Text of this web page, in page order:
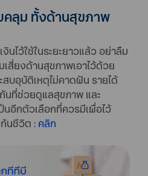
คลุม ทั้งด้านสุขภาพ
นไว้ใช้ในระยะยาวแล้ว อย่าลืม
สี่ยงด้านสุขภาพเอาไว้ด้วย
สบอุบัติเหตุไม่คาดฝัน รายได้
นที่ช่วยดูแลสุขภาพ และ
อีกตัวเลือกที่ควรมีเผื่อไว้
นชีวิต : คลิก